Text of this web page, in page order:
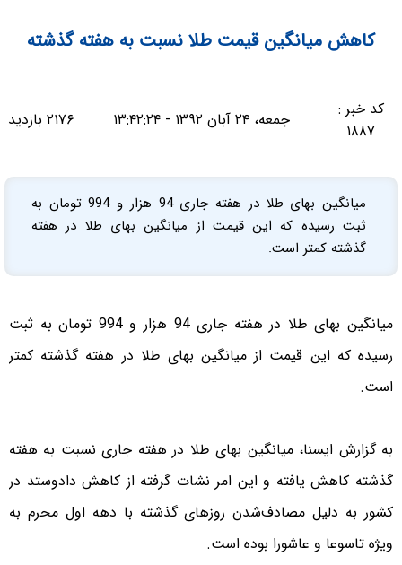
کاهش میانگین قیمت طلا نسبت به هفته گذشته
کد خبر :
۱۸۸۷
جمعه، ۲۴ آبان ۱۳۹۲ - ۱۳:۴۲:۲۴ ۲۱۷۶ بازدید
میانگین بهای طلا در هفته جاری 94 هزار و 994 تومان به
ثبت رسیده که این قیمت از میانگین بهای طلا در هفته
گذشته کمتر است.
میانگین بهای طلا در هفته جاری 94 هزار و 994 تومان به ثبت
رسیده که این قیمت از میانگین بهای طلا در هفته گذشته کمتر
است.
به گزارش ایسنا، میانگین بهای طلا در هفته جاری نسبت به هفته
گذشته کاهش یافته و این امر نشات گرفته از کاهش داد‌وستد در
کشور به دلیل مصادف‌شدن روزهای گذشته با دهه اول محرم به
ویژه تاسوعا و عاشورا بوده است.